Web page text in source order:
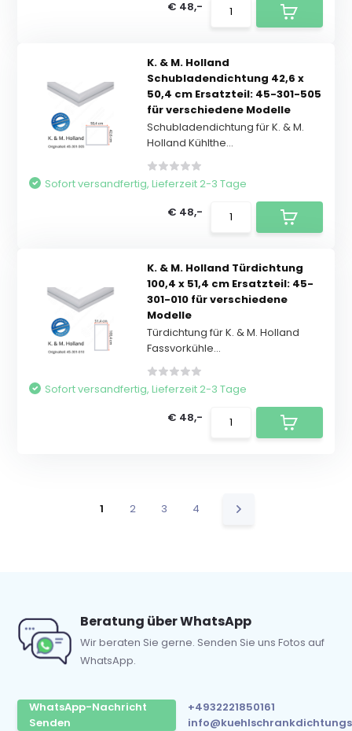
€ 48,-
K. & M. Holland
Schubladendichtung 42,6 x
50,4 cm Ersatzteil: 45-301-505
für verschiedene Modelle
Schubladendichtung für K. & M.
Holland Kühlthe...
Sofort versandfertig, Lieferzeit 2-3 Tage
€ 48,-
K. & M. Holland Türdichtung
100,4 x 51,4 cm Ersatzteil: 45-
301-010 für verschiedene
Modelle
Türdichtung für K. & M. Holland
Fassvorkühle...
Sofort versandfertig, Lieferzeit 2-3 Tage
€ 48,-
1 2 3 4
Beratung über WhatsApp
Wir beraten Sie gerne. Senden Sie uns Fotos auf
WhatsApp.
WhatsApp-Nachricht
Senden
+4932221850161